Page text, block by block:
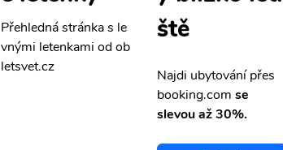
Přehledná stránka s le
vnými letenkami od ob
letsvet.cz
ště
Najdi ubytování přes
booking.com se
slevou až 30%.